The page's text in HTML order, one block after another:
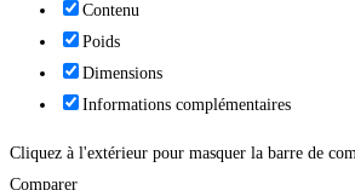
Contenu
Poids
Dimensions
Informations complémentaires
Cliquez à l'extérieur pour masquer la barre de
Comparer